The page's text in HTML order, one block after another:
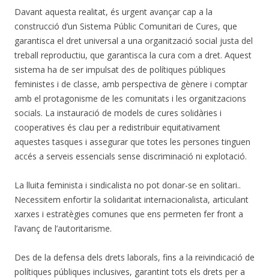
Davant aquesta realitat, és urgent avançar cap a la
construcció d’un Sistema Públic Comunitari de Cures, que
garantisca el dret universal a una organització social justa del
treball reproductiu, que garantisca la cura com a dret. Aquest
sistema ha de ser impulsat des de polítiques públiques
feministes i de classe, amb perspectiva de gènere i comptar
amb el protagonisme de les comunitats i les organitzacions
socials. La instauració de models de cures solidàries i
cooperatives és clau per a redistribuir equitativament
aquestes tasques i assegurar que totes les persones tinguen
accés a serveis essencials sense discriminació ni explotació.
La lluita feminista i sindicalista no pot donar-se en solitari..
Necessitem enfortir la solidaritat internacionalista, articulant
xarxes i estratègies comunes que ens permeten fer front a
l’avanç de l’autoritarisme.
Des de la defensa dels drets laborals, fins a la reivindicació de
polítiques públiques inclusives, garantint tots els drets per a